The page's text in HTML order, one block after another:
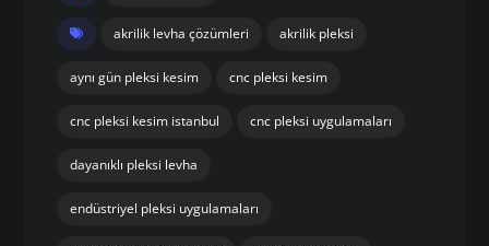
akrilik levha çözümleri akrilik pleksi
aynı gün pleksi kesim cnc pleksi kesim
cnc pleksi kesim istanbul cnc pleksi uygulamaları
dayanıklı pleksi levha
endüstriyel pleksi uygulamaları